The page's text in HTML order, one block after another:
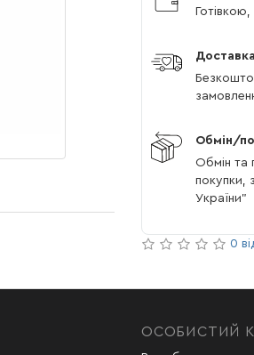
Доставка
Обмін/
Обмін та
покупки,
України"
0
ОСОБИСТИЙ